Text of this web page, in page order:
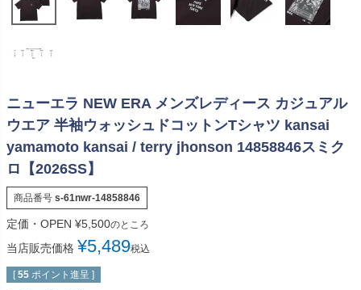
ニューエラ NEW ERA メンズレディース カジュアル
ウエア 半袖ウォッシュドコットンTシャツ kansai
yamamoto kansai / terry jhonson 14858846スミク
ロ【2026SS】
商品番号 s-61nwr-14858846
定価・OPEN ¥5,500のところ
当店販売価格 ¥5,489税込
[ 55 ポイント進呈 ]